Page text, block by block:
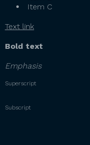
Item C
Text link
Bold text
Emphasis
Superscript
Subscript